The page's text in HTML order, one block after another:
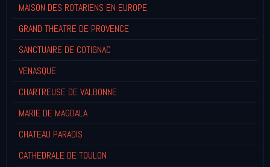
MAISON DES ROTARIENS EN EUROPE
GRAND THEATRE DE PROVENCE
SANCTUAIRE DE COTIGNAC
VENASQUE
CHARTREUSE DE VALBONNE
MARIE DE MAGDALA
CHATEAU PARADIS
CATHEDRALE DE TOULON